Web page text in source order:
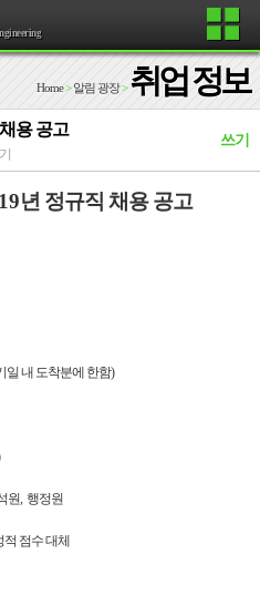
Home> 알림 광장> 취업 정보
용 공고
쓰기
년 정규직 채용 공고
일 내 도착분에 한함)
원, 행정원
점수 대체